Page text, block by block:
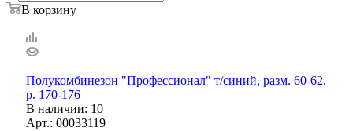
В корзину
Полукомбинезон "Профессионал" т/синий, разм. 60-62,
р. 170-176
В наличии: 10
Арт.: 00033119